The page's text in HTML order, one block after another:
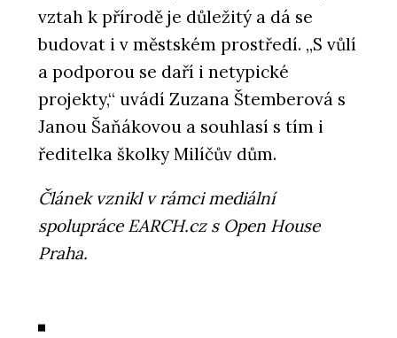
vztah k přírodě je důležitý a dá se
budovat i v městském prostředí. „S vůlí
a podporou se daří i netypické
projekty,“ uvádí Zuzana Štemberová s
Janou Šaňákovou a souhlasí s tím i
ředitelka školky Milíčův dům.
Článek vznikl v rámci mediální
spolupráce EARCH.cz s Open House
Praha.